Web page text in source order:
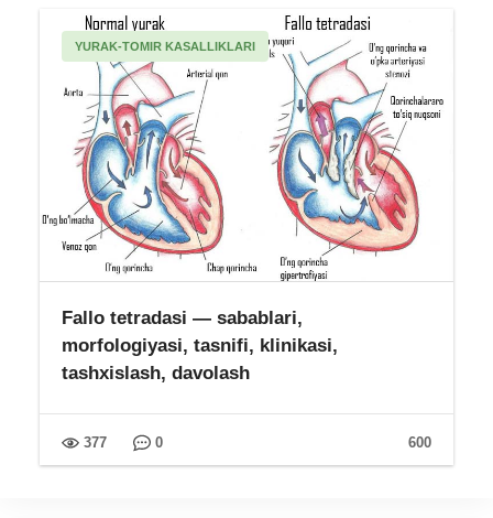
YURAK-TOMIR KASALLIKLARI
Fallo tetradasi — sabablari,
morfologiyasi, tasnifi, klinikasi,
tashxislash, davolash
600
377 0